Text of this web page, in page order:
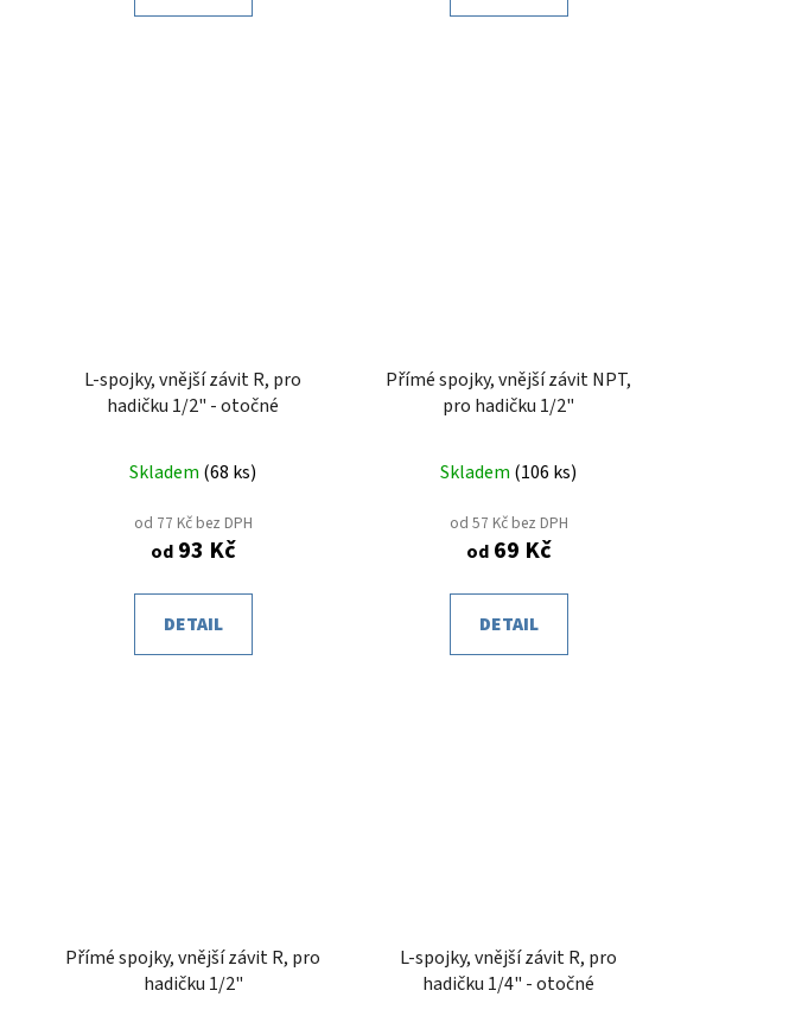
L-spojky, vnější závit R, pro
hadičku 1/2" - otočné
Skladem (68 ks)
od 77 Kč bez DPH
od93 Kč
DETAIL
Přímé spojky, vnější závit NPT,
pro hadičku 1/2"
Skladem (106 ks)
od 57 Kč bez DPH
od69 Kč
DETAIL
Přímé spojky, vnější závit R, pro
hadičku 1/2"
L-spojky, vnější závit R, pro
hadičku 1/4" - otočné